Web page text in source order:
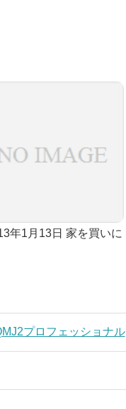
年1月13日 家を買いに
プロフェッショナル